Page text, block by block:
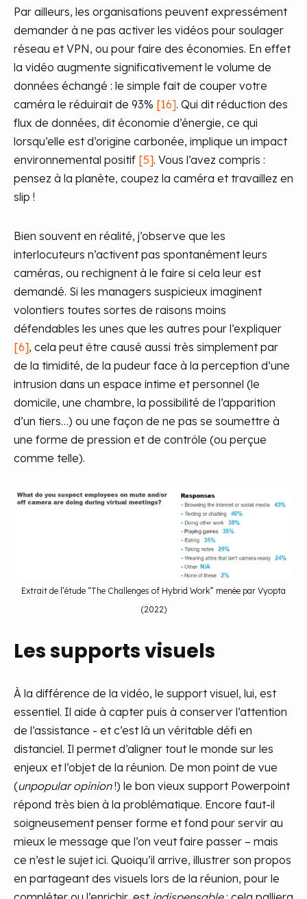
Par ailleurs, les organisations peuvent expressément
demander à ne pas activer les vidéos pour soulager
réseau et VPN, ou pour faire des économies. En effet
la vidéo augmente significativement le volume de
données échangé : le simple fait de couper votre
caméra le réduirait de 93% [16]. Qui dit réduction des
flux de données, dit économie d’énergie, ce qui
lorsqu’elle est d’origine carbonée, implique un impact
environnemental positif [5]. Vous l’avez compris :
pensez à la planète, coupez la caméra et travaillez en
slip !
Bien souvent en réalité, j’observe que les
interlocuteurs n’activent pas spontanément leurs
caméras, ou rechignent à le faire si cela leur est
demandé. Si les managers suspicieux imaginent
volontiers toutes sortes de raisons moins
défendables les unes que les autres pour l’expliquer
[6], cela peut être causé aussi très simplement par
de la timidité, de la pudeur face à la perception d’une
intrusion dans un espace intime et personnel (le
domicile, une chambre, la possibilité de l’apparition
d’un tiers…) ou une façon de ne pas se soumettre à
une forme de pression et de contrôle (ou perçue
comme telle).
Extrait de l’étude “The Challenges of Hybrid Work” menée par Vyopta
(2022)
Les supports visuels
À la différence de la vidéo, le support visuel, lui, est
essentiel. Il aide à capter puis à conserver l’attention
de l’assistance - et c’est là un véritable défi en
distanciel. Il permet d’aligner tout le monde sur les
enjeux et l’objet de la réunion. De mon point de vue
(unpopular opinion!) le bon vieux support Powerpoint
répond très bien à la problématique. Encore faut-il
soigneusement penser forme et fond pour servir au
mieux le message que l’on veut faire passer – mais
ce n’est le sujet ici. Quoiqu’il arrive, illustrer son propos
en partageant des visuels lors de la réunion, pour le